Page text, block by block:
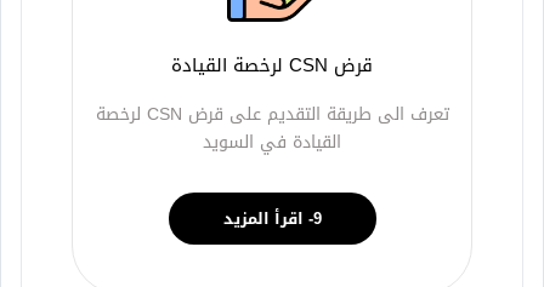
قرض CSN لرخصة القيادة
تعرف الى طريقة التقديم على قرض CSN لرخصة
القيادة في السويد
9- اقرأ المزيد